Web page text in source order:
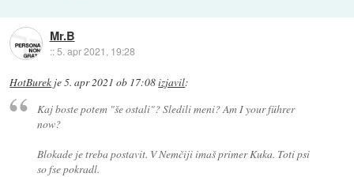
Mr.B
::5. apr 2021, 19:28
HotBurek je5. apr 2021 ob 17:08izjavil:
Kaj boste potem "še ostali"? Sledili meni? Am I your führer
now?
Blokade je treba postavit. V Nemčiji imaš primer Kuka. Toti psi
so fse pokradl.